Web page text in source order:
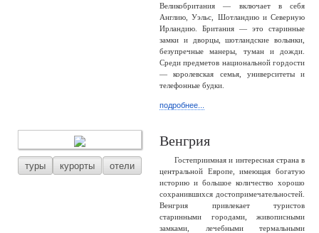
Великобритания — включает в себя
Англию, Уэльс, Шотландию и Северную
Ирландию. Британия — это старинные
замки и дворцы, шотландские волынки,
безупречные манеры, туман и дожди.
Среди предметов национальной гордости
— королевская семья, университеты и
телефонные будки.
подробнее...
туры курорты отели
Венгрия
Гостеприимная и интересная страна в
центральной Европе, имеющая богатую
историю и большое количество хорошо
сохранившихся достопримечательностей.
Венгрия привлекает туристов
старинными городами, живописными
замками, лечебными термальными